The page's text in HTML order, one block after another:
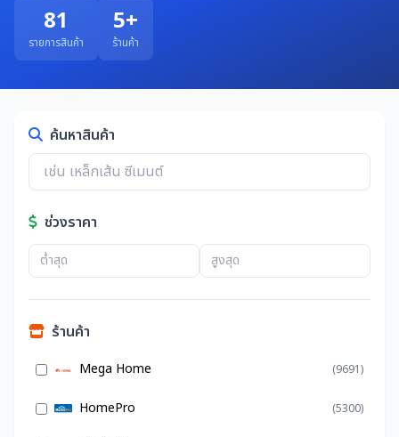
81
รายการสินค้า
5+
ร้านค้า
ค้นหาสินค้า
ช่วงราคา
ร้านค้า
Mega Home (9691)
HomePro (5300)